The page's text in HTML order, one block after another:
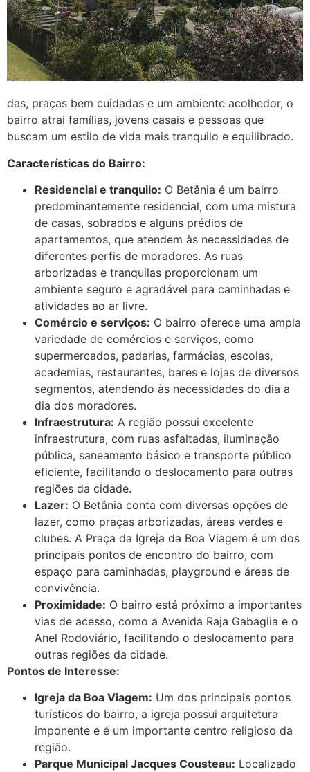
das, praças bem cuidadas e um ambiente acolhedor, o
bairro atrai famílias, jovens casais e pessoas que
buscam um estilo de vida mais tranquilo e equilibrado.
Características do Bairro:
Residencial e tranquilo: O Betânia é um bairro
predominantemente residencial, com uma mistura
de casas, sobrados e alguns prédios de
apartamentos, que atendem às necessidades de
diferentes perfis de moradores. As ruas
arborizadas e tranquilas proporcionam um
ambiente seguro e agradável para caminhadas e
atividades ao ar livre.
Comércio e serviços: O bairro oferece uma ampla
variedade de comércios e serviços, como
supermercados, padarias, farmácias, escolas,
academias, restaurantes, bares e lojas de diversos
segmentos, atendendo às necessidades do dia a
dia dos moradores.
Infraestrutura: A região possui excelente
infraestrutura, com ruas asfaltadas, iluminação
pública, saneamento básico e transporte público
eficiente, facilitando o deslocamento para outras
regiões da cidade.
Lazer: O Betânia conta com diversas opções de
lazer, como praças arborizadas, áreas verdes e
clubes. A Praça da Igreja da Boa Viagem é um dos
principais pontos de encontro do bairro, com
espaço para caminhadas, playground e áreas de
convivência.
Proximidade: O bairro está próximo a importantes
vias de acesso, como a Avenida Raja Gabaglia e o
Anel Rodoviário, facilitando o deslocamento para
outras regiões da cidade.
Pontos de Interesse:
Igreja da Boa Viagem: Um dos principais pontos
turísticos do bairro, a igreja possui arquitetura
imponente e é um importante centro religioso da
região.
Parque Municipal Jacques Cousteau: Localizado